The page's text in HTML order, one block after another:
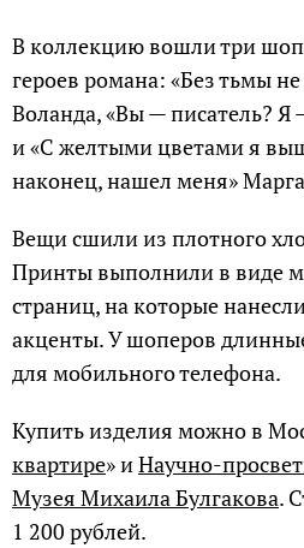
В коллекцию вошли три
героев романа: «Без тьмы
Воланда, «Вы — писатель? Я
и «С желтыми цветами я
наконец, нашел меня»
Вещи сшили из плотного
Принты выполнили в виде
страниц, на которые
акценты. У шоперов
для мобильного телефона.
Купить изделия можно в
квартире» иНаучно-
Музея Михаила Булгакова.
1 200 рублей.